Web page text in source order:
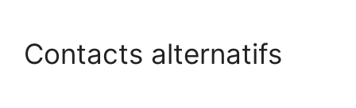
Contacts alternatifs